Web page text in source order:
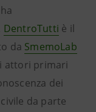
DentroTutti è il
da SmemoLab
attori primari
dei
da parte